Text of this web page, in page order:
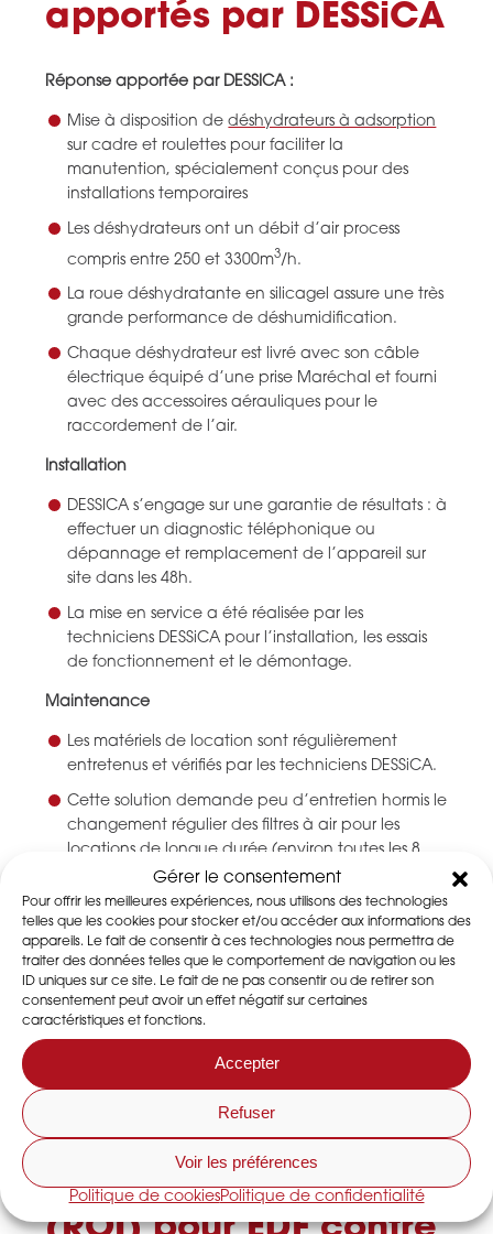
Gérer le consentement
Pour offrir les meilleures expériences, nous utilisons des technologies
telles que les cookies pour stocker et/ou accéder aux informations des
appareils. Le fait de consentir à ces technologies nous permettra de
traiter des données telles que le comportement de navigation ou les
ID uniques sur ce site. Le fait de ne pas consentir ou de retirer son
consentement peut avoir un effet négatif sur certaines
caractéristiques et fonctions.
Accepter
Refuser
Voir les préférences
Politique de cookiesPolitique de confidentialité
apportés par DESSiCA
Réponse apportée par DESSICA :
Mise à disposition dedéshydrateurs à adsorption
sur cadre et roulettes pour faciliter la
manutention, spécialement conçus pour des
installations temporaires
Les déshydrateurs ont un débit d’air process
compris entre 250 et 3300m3/h.
La roue déshydratante en silicagel assure une très
grande performance de déshumidification.
Chaque déshydrateur est livré avec son câble
électrique équipé d’une prise Maréchal et fourni
avec des accessoires aérauliques pour le
raccordement de l’air.
Installation
DESSICA s’engage sur une garantie de résultats : à
effectuer un diagnostic téléphonique ou
dépannage et remplacement de l’appareil sur
site dans les 48h.
La mise en service a été réalisée par les
techniciens DESSiCA pour l’installation, les essais
de fonctionnement et le démontage.
Maintenance
Les matériels de location sont régulièrement
entretenus et vérifiés par les techniciens DESSiCA.
Cette solution demande peu d’entretien hormis le
changement régulier des filtres à air pour les
locations de longue durée (environ toutes les 8
La durée de vie d’une roue dessiccante est de 8
à 12 ans en fonction de l’utilisation.
CONSULTER LES SERVICES DE LOCATION ET
Avantages et retours
sur investissement